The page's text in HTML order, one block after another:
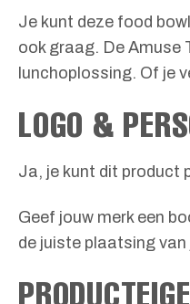
Je kunt deze food
ook graag. De Amuse
lunchoplossing. Of je
LOGO &
Ja, je kunt dit product
Geef jouw merk een
de juiste plaatsing